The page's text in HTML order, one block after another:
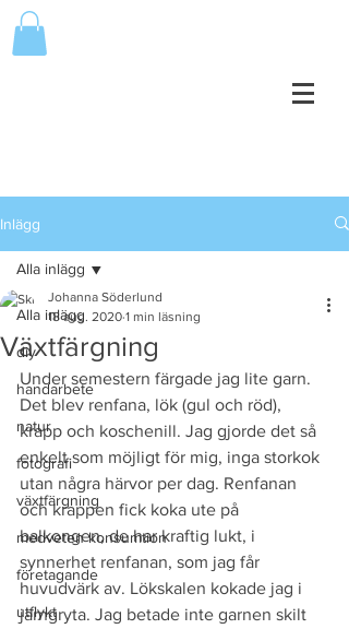
Inlägg
Alla inlägg
diy
handarbete
natur
fotografi
växtfärgning
medveten konsumtion
företagande
utflykt
Alla inlägg
Växtfärgning
Johanna Söderlund
18 aug. 2020 1 min läsning
Under semestern färgade jag lite garn.
Det blev renfana, lök (gul och röd),
krapp och koschenill. Jag gjorde det så
enkelt som möjligt för mig, inga storkok
utan några härvor per dag. Renfanan
och krappen fick koka ute på
balkongen, de har kraftig lukt, i
synnerhet renfanan, som jag får
huvudvärk av. Lökskalen kokade jag i
järngryta. Jag betade inte garnen skilt